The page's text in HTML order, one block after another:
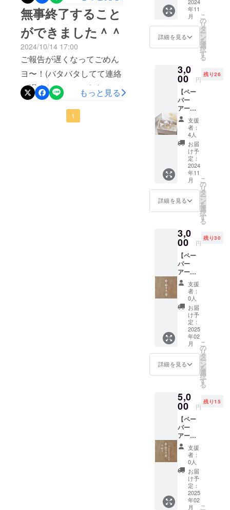
来ないか、印刷会社のハグ
ルマストアさんに相談をし
てみました＾＾そこでいく
つか提案をいただきまし
た。その中で、2つ、気にな
るものがあるの♪①オールホ
ワイトのスリーブ箱#966ス
リーブ箱（額有） Cotton ス
ノーホワイト 348.8g GIFT
無事終了すること
ができました＾＾
2024/10/14 17:00
ご報告が遅くなってごめん
ヨ〜！(バタバタしてて連絡
が遅くなってシモウタヨ。
ゴメンヨー。。。(＞人＜)気
長に待ってくれてありがと
もっと見る
1
なってくれ
たら嬉しい
を可愛がっ
・数
量：1個
・paper
and
peace
からの
お手紙
をお送
りさせ
ていた
だきま
す。 紙
のオー
ナメン
トで
す。 白
くて、
シンプ
ルな形
が品よ
く感じ
られる
大人な
ちょっ
とした
インテ
リアの
飾り
や、 ク
リスマ
スなど
のツ
リーデ
コレー
ション
に。 4
種類の
オーナ
メント
から お
ものを1
びいた
だけま
＊＊＊
＊＊＊
＊＊＊
＊＊＊
＊＊＊
①Orna
ment
stripe
オーナ
メント
ストラ
年11
月
詳細を見る
こ
の
リ
タ
ー
ン
を
選
択
す
る
3,0
00 円
残り26
【ペー
パー
アー
ト/3000
円】 紙
ででき
た、
オーナ
メント
作品の
セッ
ト。 ・
数量：1
セット
(4個入
り) ・
and
peace
からの
お礼の
お手紙
をお送
りさせ
ていた
だきま
す。 紙
のオー
ナメン
トで
す。 白
くて、
シンプ
ルな形
大人な
オーナ
メント
です。
ちょっ
とした
インテ
リアの
飾り
や、 ク
リスマ
スなど
のツ
リーデ
支援
者：
4人
お届
け予
定：
2024
年11
月
詳細を見る
こ
の
リ
タ
ー
ン
を
選
択
す
る
3,0
00 円
残り30
【ペー
パー
アー
ト/3000
円】 紙
ででき
た、モ
ビール
作品。
・数
量：1点
・paper
and
peace
からの
お礼の
をお送
りさせ
ていた
だきま
す。 紙
のモ
ビール
です。
くるく
ると回
れば、
心地よ
く、表
情軽や
支援
者：
0人
お届
け予
定：
2025
年02
月
詳細を見る
こ
の
リ
タ
ー
ン
を
選
択
す
る
5,0
00 円
残り15
【ペー
パー
アー
ト/5000
円】 紙
ででき
た、モ
ビール
作品の
セッ
ト。 ＊
支援
者：
0人
お届
け予
定：
2025
年02
月
こ